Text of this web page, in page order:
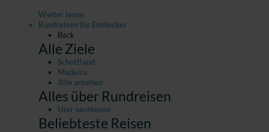
Weiter lesen
Rundreisen für Entdecker
Back
Alle Ziele
Schottland
Madeira
Alle ansehen
Alles über Rundreisen
Hier nachlesen
Beliebteste Reisen